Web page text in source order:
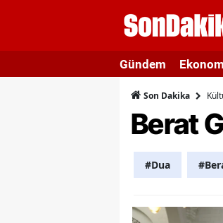
Gündem
Son Dakika
Berat
#Dua